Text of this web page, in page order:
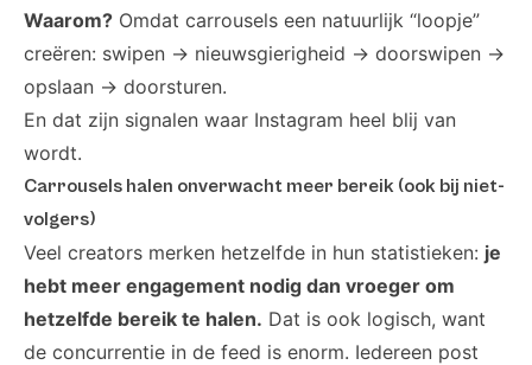
Waarom? Omdat carrousels een natuurlijk “loopje”
creëren: swipen → nieuwsgierigheid → doorswipen →
opslaan → doorsturen.
En dat zijn signalen waar Instagram heel blij van
wordt.
Carrousels halen onverwacht meer bereik (ook bij niet-
volgers)
Veel creators merken hetzelfde in hun statistieken: je
hebt meer engagement nodig dan vroeger om
hetzelfde bereik te halen. Dat is ook logisch, want
de concurrentie in de feed is enorm. Iedereen post